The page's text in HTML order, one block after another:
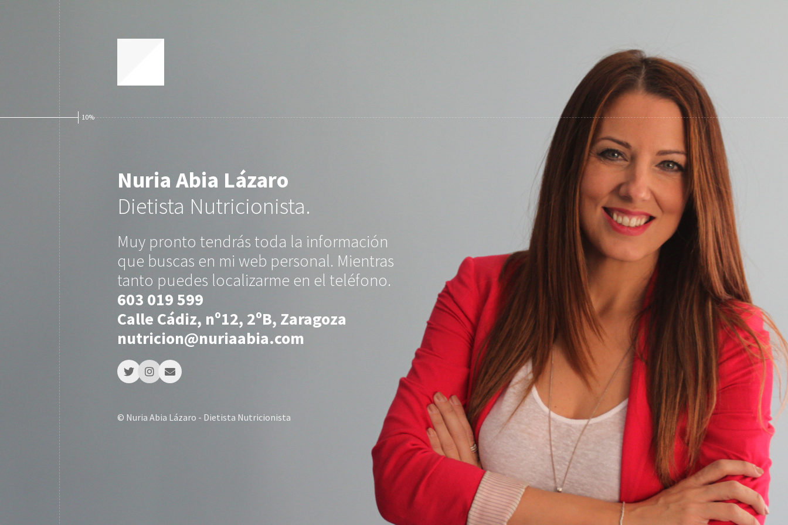
10%
Nuria Abia Lázaro
Dietista Nutricionista.
Muy pronto tendrás toda la información
que buscas en mi web personal. Mientras
tanto puedes localizarme en el teléfono.
603 019 599
Calle Cádiz, nº12, 2ºB, Zaragoza
nutricion@nuriaabia.com
© Nuria Abia Lázaro - Dietista Nutricionista